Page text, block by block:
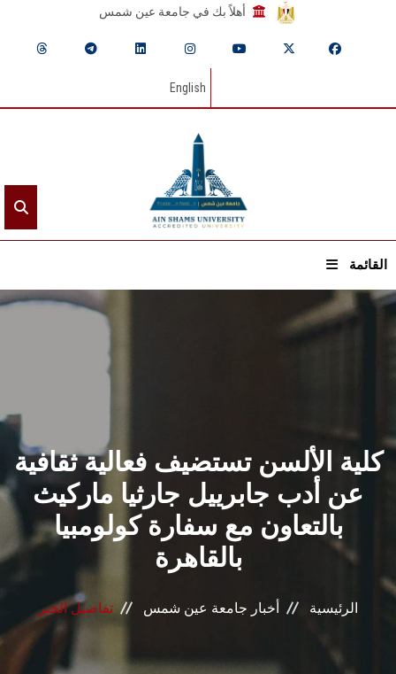
أهلاً بك في جامعة عين شمس
English
القائمة
القطاعـات
الشئون الأكاديمية
البحث العلمي
الرعاية الصحية
المراكز والوحدات
الأنظمة الذكية
كلية الألسن تستضيف فعالية ثقافية
عن أدب جابرييل جارثيا ماركيث
بالتعاون مع سفارة كولومبيا
بالقاهرة
الرئيسية أخبار جامعة عين شمس تفاصيل الخبر